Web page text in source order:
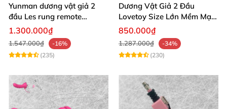
Yunman dương vật giả 2
đầu Les rung remote
silicone mềm mại
1.300.000₫
1.547.000₫
-16%
(235)
Dương Vật Giả 2 Đầu
Lovetoy Size Lớn Mềm Mại
Uốn Cong Kháng Khuẩn
850.000₫
1.287.000₫
-34%
(230)